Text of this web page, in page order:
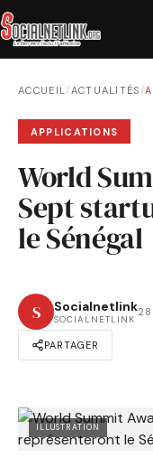
ACCUEIL/ACTUALITÉS /
APPLICATIONS
World
Sept
le Sénégal
S Socialnetlink
SOCIALNETLINK
28
PARTAGER
ILLUSTRATION